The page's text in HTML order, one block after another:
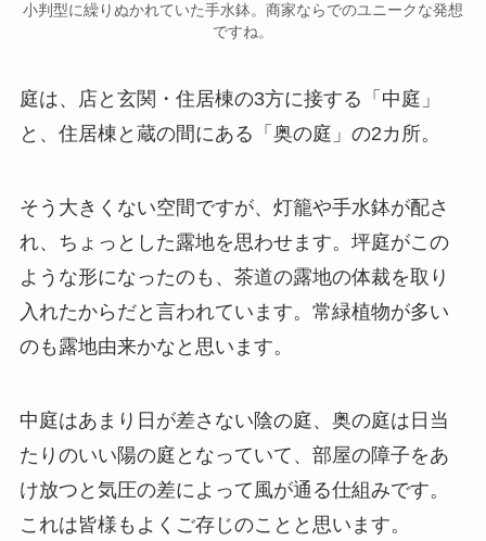
小判型に繰りぬかれていた手水鉢。商家ならでのユニークな発想
ですね。
庭は、店と玄関・住居棟の3方に接する「中庭」
と、住居棟と蔵の間にある「奥の庭」の2カ所。
そう大きくない空間ですが、灯籠や手水鉢が配さ
れ、ちょっとした露地を思わせます。坪庭がこの
ような形になったのも、茶道の露地の体裁を取り
入れたからだと言われています。常緑植物が多い
のも露地由来かなと思います。
中庭はあまり日が差さない陰の庭、奥の庭は日当
たりのいい陽の庭となっていて、部屋の障子をあ
け放つと気圧の差によって風が通る仕組みです。
これは皆様もよくご存じのことと思います。